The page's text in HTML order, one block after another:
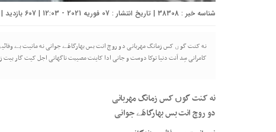
شناسه خبر : 38308 | تاریخ انتشار : 07 فوریه 2021 - 12:03 | 607 بازدید | تعداد دیدگاه :
نه کنت گوں کس زمانگ مهربانی دو روچ انت بس بهارگاهَے جوانی نه مانیت بے
کامرانی سِد اَنت دنیا توکا دوست و جانی ادا کاینت مصیبت ناگهانی اجل کیت گار بیت
نه کنت گوں کس زمانگ مهربانی
دو روچ انت بس بهارگاهَے جوانی